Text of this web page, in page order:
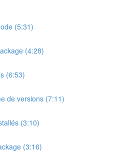
(5:31)
(4:28)
(6:53)
de versions (7:11)
(3:10)
(3:16)